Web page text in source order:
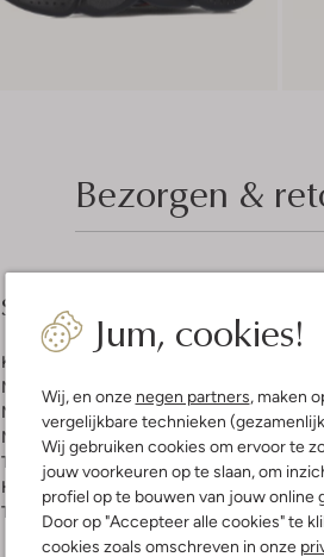
Jum, cookies!
Wij, en onze negen partners, maken
vergelijkbare technieken
Wij gebruiken cookies om ervoor te
jouw voorkeuren op te slaan, om
profiel op te bouwen van jouw online
Door op "Accepteer alle cookies" te
cookies zoals omschreven in onze
Bezorgen &
Samenstelling & Pasvorm
Kleur:
Materiaal buitenkant:
Materiaal binnenkant: Textiel, Leer
Materiaal zool:
Rubber
Type sluiting:
Draaisluiting
Hakvorm:
Chunky Zool
Type neus:
Ronde Neus